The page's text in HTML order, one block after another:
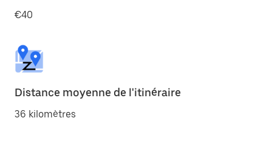
€40
Distance moyenne de l'itinéraire
36 kilomètres